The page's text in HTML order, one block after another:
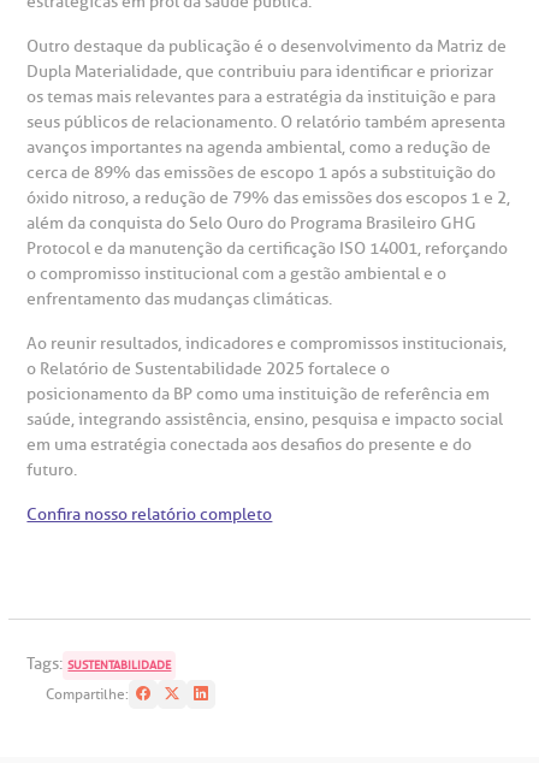
Clínica Medicina da Mulher
Saiba mais
Endereço:
R. Colômbia, 332
CEP: 01438-000 | Jardim Paulista
de Bioética
de Sangue
de cuidado
e perdidos
Outro destaque da publicação é o desenvolvimento da Matriz de
Dupla Materialidade, que contribuiu para identificar e priorizar
os temas mais relevantes para a estratégia da instituição e para
seus públicos de relacionamento. O relatório também apresenta
avanços importantes na agenda ambiental, como a redução de
cerca de 89% das emissões de escopo 1 após a substituição do
óxido nitroso, a redução de 79% das emissões dos escopos 1 e 2,
além da conquista do Selo Ouro do Programa Brasileiro GHG
Protocol e da manutenção da certificação ISO 14001, reforçando
o compromisso institucional com a gestão ambiental e o
enfrentamento das mudanças climáticas.
Ao reunir resultados, indicadores e compromissos institucionais,
o Relatório de Sustentabilidade 2025 fortalece o
posicionamento da BP como uma instituição de referência em
saúde, integrando assistência, ensino, pesquisa e impacto social
em uma estratégia conectada aos desafios do presente e do
futuro.
Confira nosso relatório completo
Tags: SUSTENTABILIDADE
Compartilhe: